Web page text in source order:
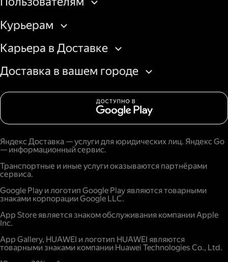
Курьерам
Карьера в Доставке
Доставка в вашем городе
Яндекс Доставка — услуги для юридических лиц. Яндекс Go
— информационный сервис.
Транспортные и иные услуги оказываются партнёрами
сервиса.
Google Play и логотип Google Play являются товарными
знаками корпорации Google LLC.
App Store является знаком обслуживания компании Apple
Inc.
App Gallery, HUAWEI и логотип HUAWEI являются
товарными знаками компании Huawei Technologies Co., Ltd.